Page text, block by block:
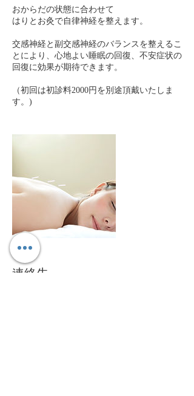
おからだの状態に合わせて
はりとお灸で自律神経を整えます。
​交感神経と副交感神経のバランスを整えるこ
とにより、心地よい睡眠の回復、不安症状の
回復に効果が期待できます。
（初回は初診料2000円を別途頂戴いたしま
す。)
連絡先